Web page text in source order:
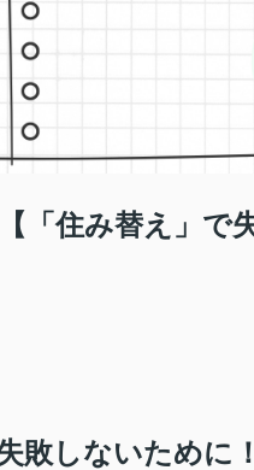
「住み替え」で
敗しないために